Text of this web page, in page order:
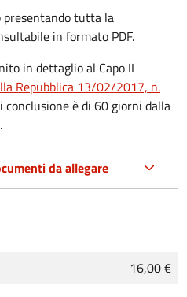
presentando tutta la
in formato PDF.
in dettaglio al Capo II
Repubblica 13/02/2017, n.
è di 60 giorni dalla
da allegare
16,00 €